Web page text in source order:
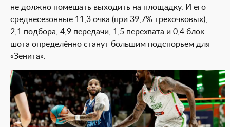
не должно помешать выходить на площадку. И его
среднесезонные 11,3 очка (при 39,7% трёхочковых),
2,1 подбора, 4,9 передачи, 1,5 перехвата и 0,4 блок-
шота определённо станут большим подспорьем для
«Зенита».